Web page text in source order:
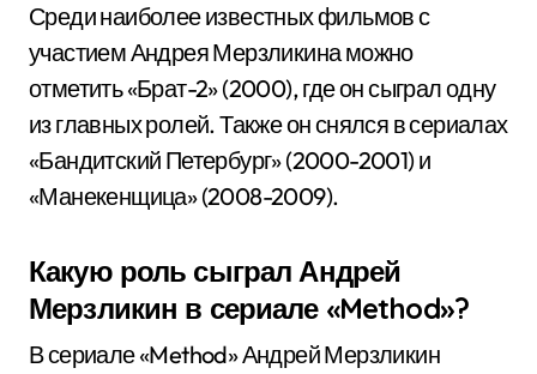
Среди наиболее известных фильмов с
участием Андрея Мерзликина можно
отметить «Брат-2» (2000), где он сыграл одну
из главных ролей. Также он снялся в сериалах
«Бандитский Петербург» (2000-2001) и
«Манекенщица» (2008-2009).
Какую роль сыграл Андрей
Мерзликин в сериале «Method»?
В сериале «Method» Андрей Мерзликин